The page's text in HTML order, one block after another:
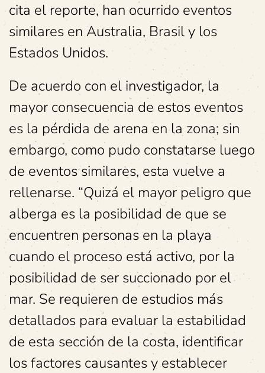
cita el reporte, han ocurrido eventos
similares en Australia, Brasil y los
Estados Unidos.
De acuerdo con el investigador, la
mayor consecuencia de estos eventos
es la pérdida de arena en la zona; sin
embargo, como pudo constatarse luego
de eventos similares, esta vuelve a
rellenarse. “Quizá el mayor peligro que
alberga es la posibilidad de que se
encuentren personas en la playa
cuando el proceso está activo, por la
posibilidad de ser succionado por el
mar. Se requieren de estudios más
detallados para evaluar la estabilidad
de esta sección de la costa, identificar
los factores causantes y establecer